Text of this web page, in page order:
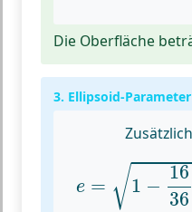
Die Oberfläche
3. Ellipsoid-Parameter
e = √1 −
16
36
=1−16